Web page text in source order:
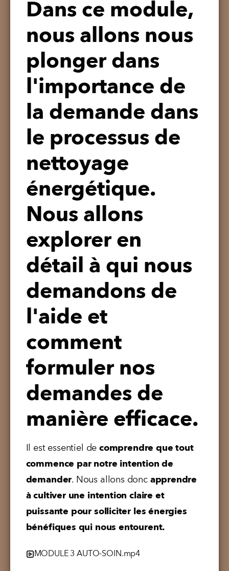
Dans ce module,
nous allons nous
plonger dans
l'importance de
la demande dans
le processus de
nettoyage
énergétique.
Nous allons
explorer en
détail à qui nous
demandons de
l'aide et
comment
formuler nos
demandes de
manière efficace.
Il est essentiel de comprendre que tout
commence par notre intention de
demander. Nous allons donc apprendre
à cultiver une intention claire et
puissante pour solliciter les énergies
bénéfiques qui nous entourent.
MODULE 3 AUTO-SOIN.mp4